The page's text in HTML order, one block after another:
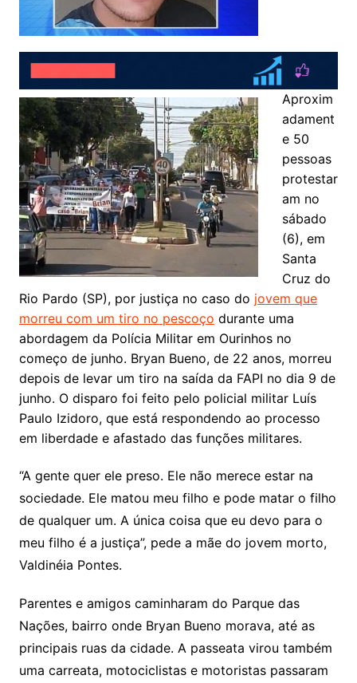
Aproxim
adament
e 50
pessoas
protestar
am no
sábado
(6), em
Santa
Cruz do
Rio Pardo (SP), por justiça no caso do jovem que
morreu com um tiro no pescoço durante uma
abordagem da Polícia Militar em Ourinhos no
começo de junho. Bryan Bueno, de 22 anos, morreu
depois de levar um tiro na saída da FAPI no dia 9 de
junho. O disparo foi feito pelo policial militar Luís
Paulo Izidoro, que está respondendo ao processo
em liberdade e afastado das funções militares.
“A gente quer ele preso. Ele não merece estar na
sociedade. Ele matou meu filho e pode matar o filho
de qualquer um. A única coisa que eu devo para o
meu filho é a justiça”, pede a mãe do jovem morto,
Valdinéia Pontes.
Parentes e amigos caminharam do Parque das
Nações, bairro onde Bryan Bueno morava, até as
principais ruas da cidade. A passeata virou também
uma carreata, motociclistas e motoristas passaram